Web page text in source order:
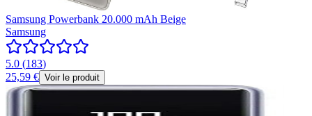
Samsung Powerbank 20.000 mAh Beige
Samsung
5.0 (183)
25,59 € Voir le produit